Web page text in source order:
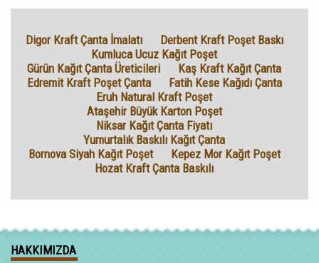
Digor Kraft Çanta İmalatı
Derbent Kraft Poşet Baskı
Kumluca Ucuz Kağıt Poşet
Gürün Kağıt Çanta Üreticileri
Kaş Kraft Kağıt Çanta
Edremit Kraft Poşet Çanta
Fatih Kese Kağıdı Çanta
Eruh Natural Kraft Poşet
Ataşehir Büyük Karton Poşet
Niksar Kağıt Çanta Fiyatı
Yumurtalık Baskılı Kağıt Çanta
Bornova Siyah Kağıt Poşet
Kepez Mor Kağıt Poşet
Hozat Kraft Çanta Baskılı
HAKKIMIZDA